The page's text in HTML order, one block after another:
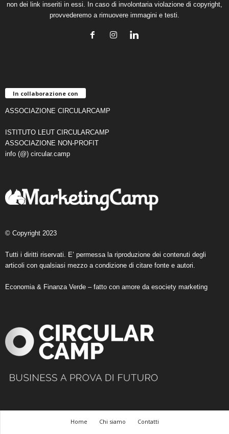
non dei link inseriti in essi. In caso di involontaria violazione di copyright,
provvederemo a rimuovere immagini e testi.
In collaborazione con
ASSOCIAZIONE CIRCULARCAMP
ISTITUTO LEUT CIRCULARCAMP
ASSOCIAZIONE NON-PROFIT
info (@) circular.camp
© Copyright 2023
Tutti i diritti riservati. E’ permessa la riproduzione dei contenuti degli
articoli con qualsiasi mezzo a condizione di citare fonte e autori.
Economia & Finanza Verde – fatto con amore da esociety marketing
Home Chi siamo
Contatti